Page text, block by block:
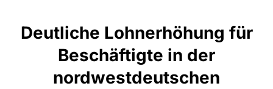
Deutliche Lohnerhöhung für
Beschäftigte in der
nordwestdeutschen